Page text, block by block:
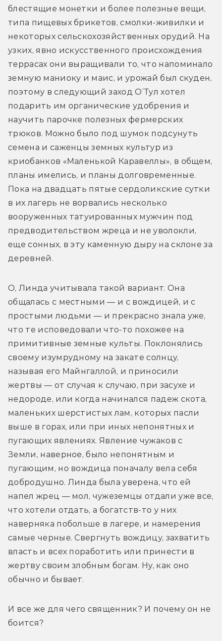
блестящие монетки и более полезные вещи,
типа пищевых брикетов, смолки-живилки и
некоторых сельскохозяйственных орудий. На
узких, явно искусственного происхождения
террасах они выращивали то, что напоминало
земную маниоку и маис, и урожай был скуден,
поэтому в следующий заход О’Тул хотел
подарить им органические удобрения и
научить парочке полезных фермерских
трюков. Можно было под шумок подсунуть
семена и саженцы земных культур из
криобанков «Маленькой Каравеллы», в общем,
планы имелись, и планы долговременные.
Пока на двадцать пятые сердоликские сутки
в их лагерь не ворвались несколько
вооруженных татуированных мужчин под
предводительством жреца и не уволокли,
еще сонных, в эту каменную дыру на склоне за
деревней.
О, Линда учитывала такой вариант. Она
общалась с местными — и с вождицей, и с
простыми людьми — и прекрасно знала уже,
что те исповедовали что-то похожее на
примитивные земные культы. Поклонялись
своему изумрудному на закате солнцу,
называя его Майнгаллой, и приносили
жертвы — от случая к случаю, при засухе и
недороде, или когда начинался падеж скота,
маленьких шерстистых лам, которых пасли
выше в горах, или при иных непонятных и
пугающих явлениях. Явление чужаков с
Земли, наверное, было непонятным и
пугающим, но вождица поначалу вела себя
добродушно. Линда была уверена, что ей
напел жрец — мол, чужеземцы отдали уже все,
что хотели отдать, а богатств-то у них
наверняка побольше в лагере, и намерения
самые черные. Свергнуть вождицу, захватить
власть и всех поработить или принести в
жертву своим злобным богам. Ну, как оно
обычно и бывает.
И все же для чего священник? И почему он не
боится?